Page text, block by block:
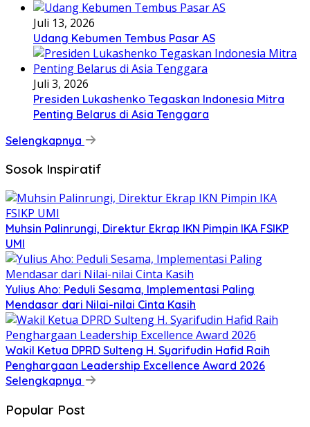
Juli 13, 2026
Udang Kebumen Tembus Pasar AS
Juli 3, 2026
Presiden Lukashenko Tegaskan Indonesia Mitra
Penting Belarus di Asia Tenggara
Selengkapnya
Sosok Inspiratif
Muhsin Palinrungi, Direktur Ekrap IKN Pimpin IKA FSIKP
UMI
Yulius Aho: Peduli Sesama, Implementasi Paling
Mendasar dari Nilai-nilai Cinta Kasih
Wakil Ketua DPRD Sulteng H. Syarifudin Hafid Raih
Penghargaan Leadership Excellence Award 2026
Selengkapnya
Popular Post